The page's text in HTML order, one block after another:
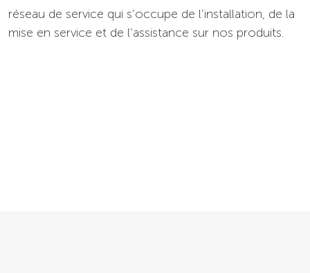
réseau de service qui s’occupe de l’installation, de la
mise en service et de l’assistance sur nos produits.